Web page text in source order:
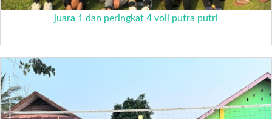
juara 1 dan peringkat 4 voli putra putri